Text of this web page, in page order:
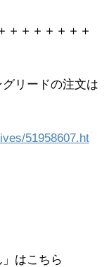
＋＋＋＋＋＋＋
リードの注文は
51958607.ht
はこちら